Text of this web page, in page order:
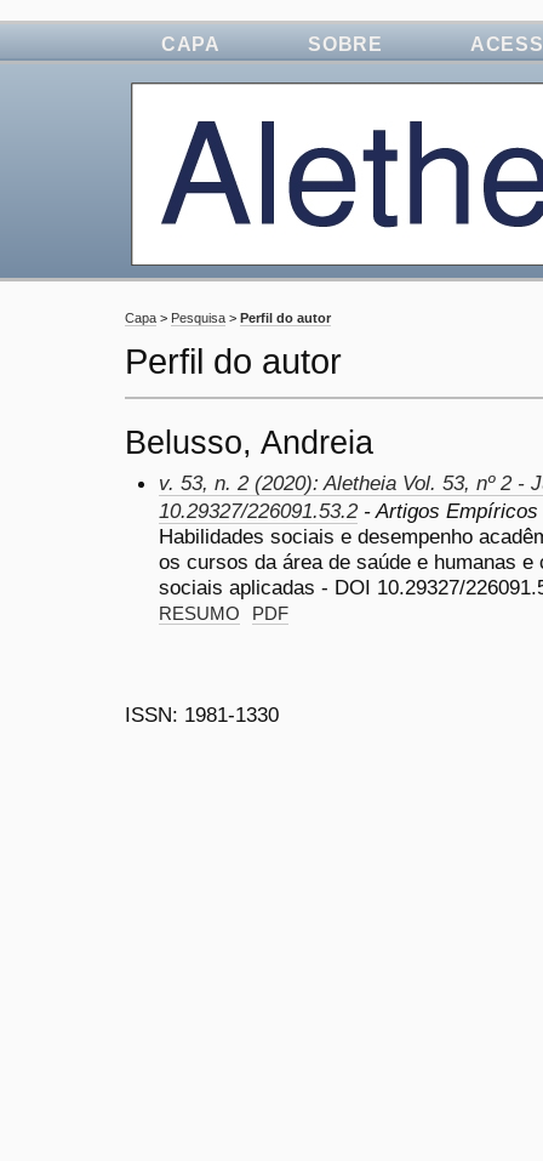
CAPA SOBRE
Capa > Pesquisa > Perfil do autor
Perfil do autor
Belusso, Andreia
v. 53, n. 2 (2020): Aletheia Vol. 53, nº 2 -
10.29327/226091.53.2- Artigos Empíricos
Habilidades sociais e desempenho
os cursos da área de saúde e humanas
sociais aplicadas - DOI 10.29327/
RESUMO PDF
ISSN: 1981-1330